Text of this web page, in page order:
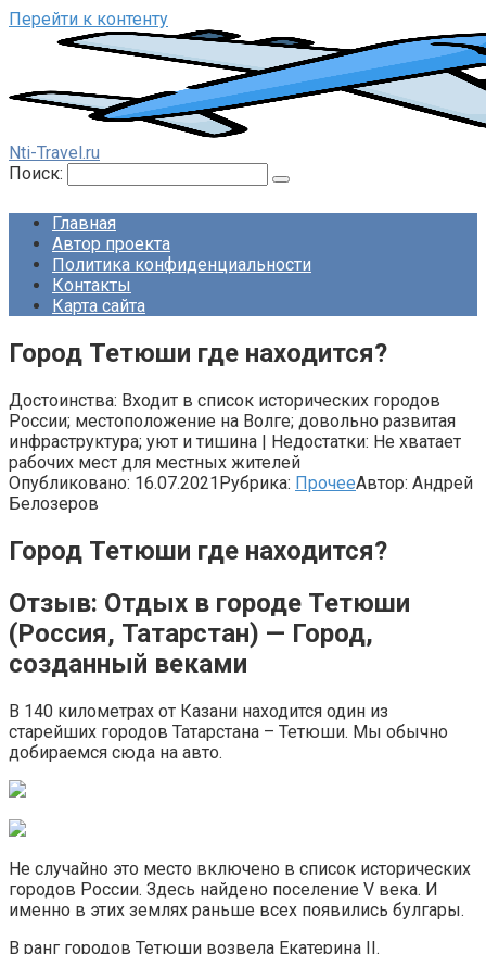
Перейти к контенту
Nti-Travel.ru
Поиск:
Главная
Автор проекта
Политика конфиденциальности
Контакты
Карта сайта
Город Тетюши где находится?
Достоинства: Входит в список исторических городов
России; местоположение на Волге; довольно развитая
инфраструктура; уют и тишина | Недостатки: Не хватает
рабочих мест для местных жителей
Опубликовано: 16.07.2021Рубрика: ПрочееАвтор: Андрей
Белозеров
Город Тетюши где находится?
Отзыв: Отдых в городе Тетюши
(Россия, Татарстан) — Город,
созданный веками
В 140 километрах от Казани находится один из
старейших городов Татарстана – Тетюши. Мы обычно
добираемся сюда на авто.
Не случайно это место включено в список исторических
городов России. Здесь найдено поселение V века. И
именно в этих землях раньше всех появились булгары.
В ранг городов Тетюши возвела Екатерина II.